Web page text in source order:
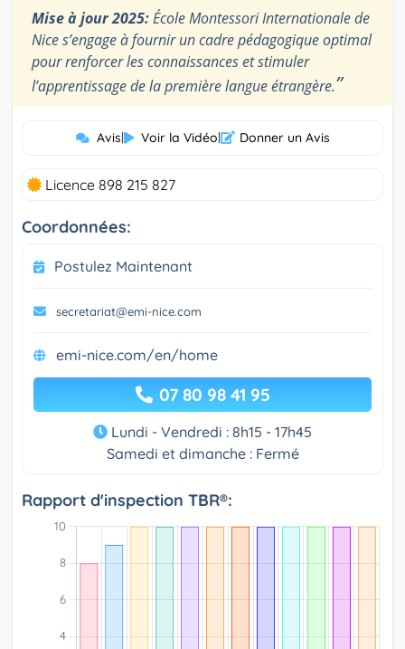
Mise à jour 2025:École Montessori Internationale de
Nice s’engage à fournir un cadre pédagogique optimal
pour renforcer les connaissances et stimuler
l’apprentissage de la première langue étrangère.”
Avis| Voir la Vidéo| Donner un Avis
Licence 898 215 827
Coordonnées:
Postulez Maintenant
secretariat@emi-nice.com
emi-nice.com/en/home
07 80 98 41 95
Lundi - Vendredi : 8h15 - 17h45
Samedi et dimanche : Fermé
Rapport d'inspection TBR®: